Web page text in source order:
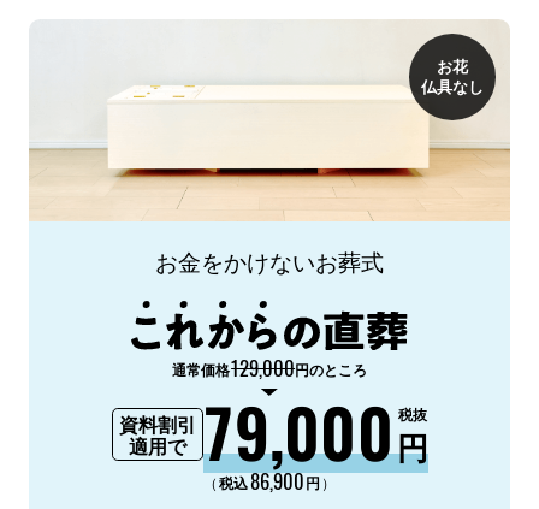
お花
仏具なし
お金をかけないお葬式
通常価格129,000円のところ
資料割引
適用で
79,000円
税抜
（税込86,900円 ）